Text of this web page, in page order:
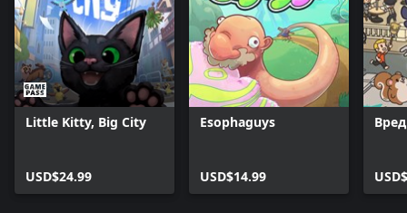
Little Kitty, Big City
USD$24.99
Esophaguys
USD$14.99